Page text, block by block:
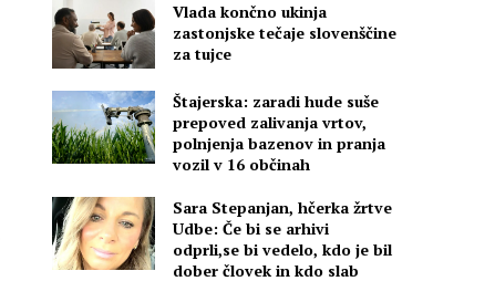
Vlada končno ukinja
zastonjske tečaje slovenščine
za tujce
Štajerska: zaradi hude suše
prepoved zalivanja vrtov,
polnjenja bazenov in pranja
vozil v 16 občinah
Sara Stepanjan, hčerka žrtve
Udbe: Če bi se arhivi
odprli,se bi vedelo, kdo je bil
dober človek in kdo slab